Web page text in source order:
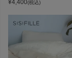
¥4,400(税込)